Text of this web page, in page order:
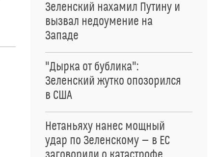
Зеленский нахамил Путину и
вызвал недоумение на
Западе
"Дырка от бублика":
Зеленский жутко опозорился
в США
Нетаньяху нанес мощный
удар по Зеленскому — в ЕС